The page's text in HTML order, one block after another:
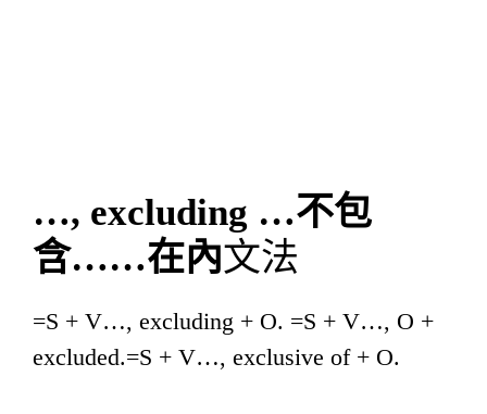
…, excluding …不包
含……在內文法
=S + V…, excluding + O. =S + V…, O +
excluded.=S + V…, exclusive of + O.